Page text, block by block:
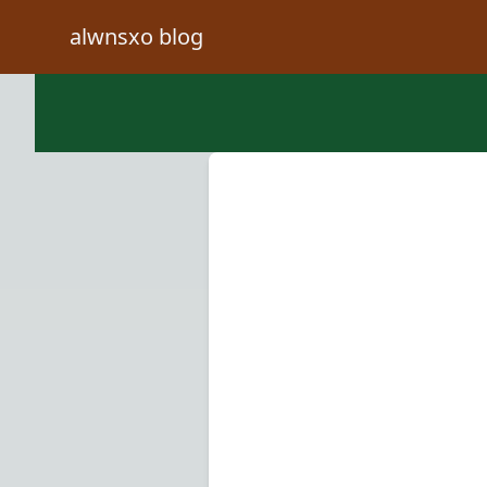
alwnsxo blog